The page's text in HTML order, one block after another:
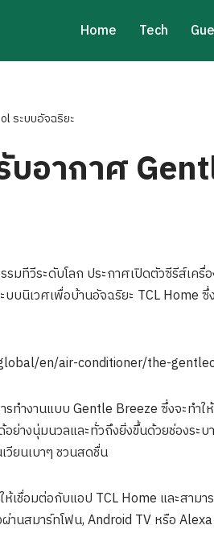
Home Tech
ระบบอัจฉริยะ
บอากาศ
ทีวีระดับโลก ประกาศเปิดตัวซีรีส์เครื่
นิเวศเพื่อบ้านอัจฉริยะ TCL Home ซึ่
en/air-conditioner/the-
ำงานแบบ Gentle Breeze ซึ่งจะทำ
ย่างนุ่มนวลและทั่วถึงยิ่งขึ้นด้วยช่องระ
ยนเบาๆ ชวนสดชื่น
เชื่อมต่อกับแอป TCL Home และสาม
นสมาร์ทโฟน, Android TV หรือ